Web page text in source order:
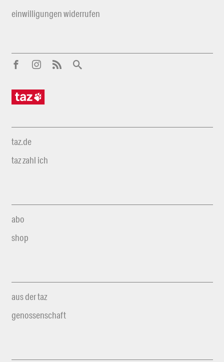
einwilligungen widerrufen
taz.de
taz zahl ich
abo
shop
aus der taz
genossenschaft